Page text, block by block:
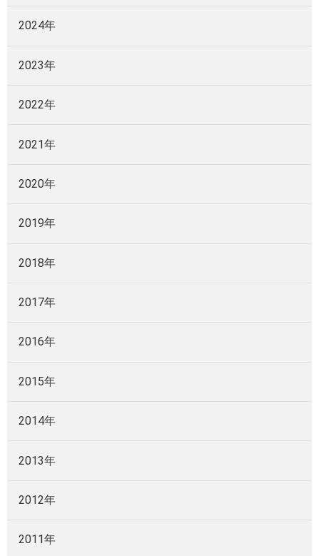
2024年
2023年
2022年
2021年
2020年
2019年
2018年
2017年
2016年
2015年
2014年
2013年
2012年
2011年